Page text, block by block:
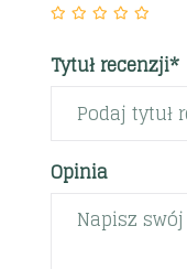
Tytuł recenzji*
Opinia